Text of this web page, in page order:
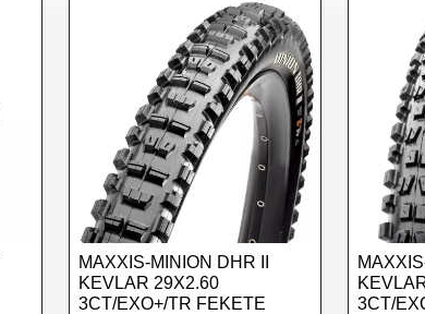
MAXXIS-MINION DHR II
KEVLAR 29X2.60
3CT/EXO+/TR FEKETE
3CT/